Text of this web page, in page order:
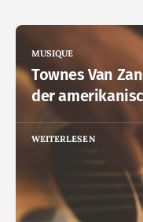
MUSIQUE
Townes Van
der
WEITERLESEN